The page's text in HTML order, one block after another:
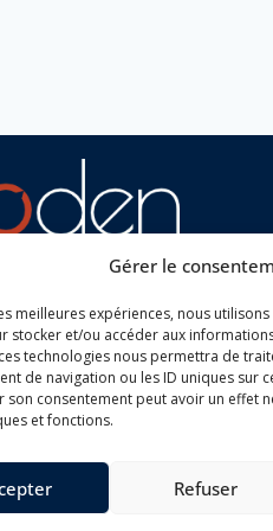
Gérer le
meilleures expériences, nous
stocker et/ou accéder aux
technologies nous permettra de
de navigation ou les ID uniques sur
son consentement peut avoir un effet
et fonctions.
Refuser
libéral à responsabilité limitée.
rue Jurien de la Gravière
– Tél. 02 57 52 50 20
de Brest